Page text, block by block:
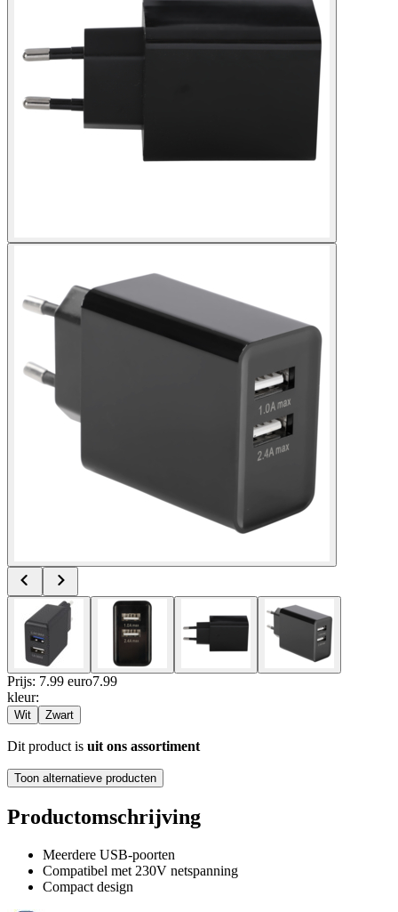
Prijs: 7.99 euro7.99
kleur:
Wit Zwart
Dit product is uit ons assortiment
Toon alternatieve producten
Productomschrijving
Meerdere USB-poorten
Compatibel met 230V netspanning
Compact design